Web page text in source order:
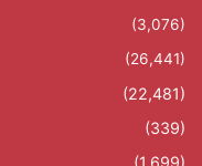
(3,076)
(26,441)
(22,481)
(339)
(1,699)